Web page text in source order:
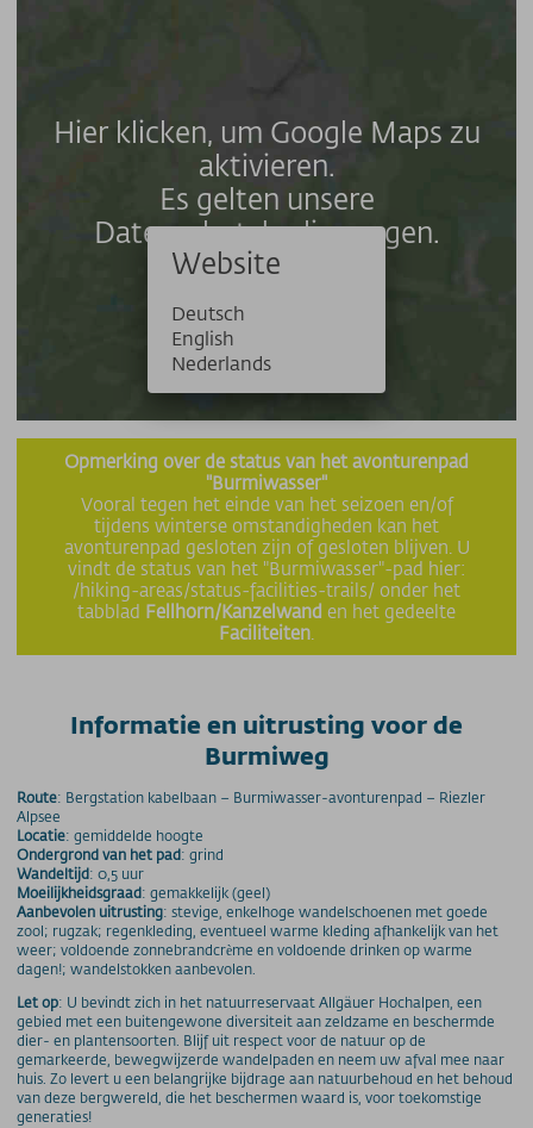
Hier klicken, um Google Maps zu
aktivieren.
Es gelten unsere
Datenschutzbedingungen.
Opmerking over de status van het avonturenpad
"Burmiwasser"
Vooral tegen het einde van het seizoen en/of
tijdens winterse omstandigheden kan het
avonturenpad gesloten zijn of gesloten blijven. U
vindt de status van het "Burmiwasser"-pad hier:
/hiking-areas/status-facilities-trails/ onder het
tabblad Fellhorn/Kanzelwand en het gedeelte
Faciliteiten.
Informatie en uitrusting voor de
Burmiweg
Route: Bergstation kabelbaan – Burmiwasser-avonturenpad – Riezler
Alpsee
Locatie: gemiddelde hoogte
Ondergrond van het pad: grind
Wandeltijd: 0,5 uur
Moeilijkheidsgraad: gemakkelijk (geel)
Aanbevolen uitrusting: stevige, enkelhoge wandelschoenen met goede
zool; rugzak; regenkleding, eventueel warme kleding afhankelijk van het
weer; voldoende zonnebrandcrème en voldoende drinken op warme
dagen!; wandelstokken aanbevolen.
Let op: U bevindt zich in het natuurreservaat Allgäuer Hochalpen, een
gebied met een buitengewone diversiteit aan zeldzame en beschermde
dier- en plantensoorten. Blijf uit respect voor de natuur op de
gemarkeerde, bewegwijzerde wandelpaden en neem uw afval mee naar
huis. Zo levert u een belangrijke bijdrage aan natuurbehoud en het behoud
van deze bergwereld, die het beschermen waard is, voor toekomstige
generaties!
Website
Deutsch
English
Nederlands